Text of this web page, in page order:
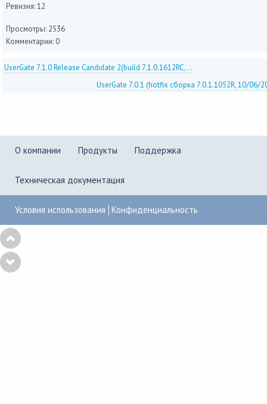
Ревизия: 12
Просмотры: 2536
Комментарии: 0
UserGate 7.1.0 Release Candidate 2(build 7.1.0.1612RC,...
UserGate 7.0.1 (hotfix сборка 7.0.1.1052R, 10/06/
О компании Продукты Поддержка
Техническая документация
Условия использования Конфиденциальность